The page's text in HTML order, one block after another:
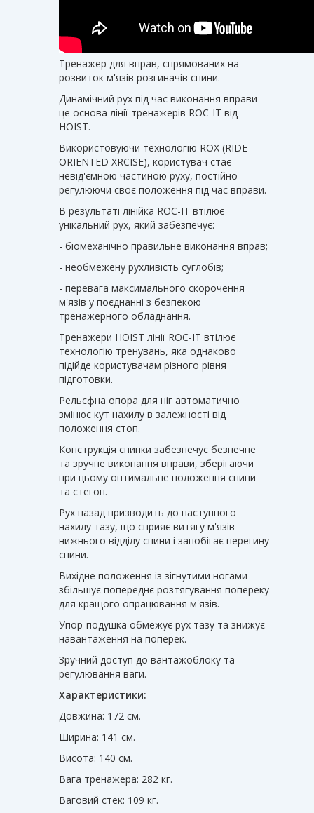
Тренажер для вправ, спрямованих на
розвиток м'язів розгиначів спини.
Динамічний рух під час виконання вправи –
це основа лінії тренажерів ROC-IT від
HOIST.
Використовуючи технологію ROX (RIDE
ORIENTED XRCISE), користувач стає
невід'ємною частиною руху, постійно
регулюючи своє положення під час вправи.
В результаті лінійка ROC-IT втілює
унікальний рух, який забезпечує:
- біомеханічно правильне виконання вправ;
- необмежену рухливість суглобів;
- перевага максимального скорочення
м'язів у поєднанні з безпекою
тренажерного обладнання.
Тренажери HOIST лінії ROC-IT втілює
технологію тренувань, яка однаково
підійде користувачам різного рівня
підготовки.
Рельєфна опора для ніг автоматично
змінює кут нахилу в залежності від
положення стоп.
Конструкція спинки забезпечує безпечне
та зручне виконання вправи, зберігаючи
при цьому оптимальне положення спини
та стегон.
Рух назад призводить до наступного
нахилу тазу, що сприяє витягу м'язів
нижнього відділу спини і запобігає перегину
спини.
Вихідне положення із зігнутими ногами
збільшує попереднє розтягування попереку
для кращого опрацювання м'язів.
Упор-подушка обмежує рух тазу та знижує
навантаження на поперек.
Зручний доступ до вантажоблоку та
регулювання ваги.
Характеристики:
Довжина: 172 см.
Ширина: 141 см.
Висота: 140 см.
Вага тренажера: 282 кг.
Ваговий стек: 109 кг.